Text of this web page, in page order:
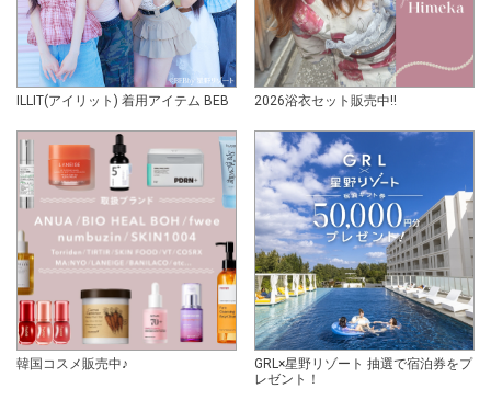
ILLIT(アイリット) 着用アイテム BEB 2026浴衣セット販売中!!
韓国コスメ販売中♪
GRL×星野リゾート 抽選で宿泊券をプ
レゼント！